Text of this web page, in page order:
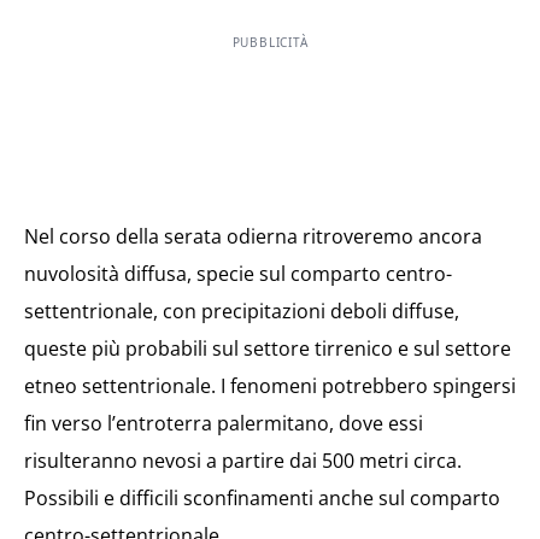
PUBBLICITÀ
Nel corso della serata odierna ritroveremo ancora
nuvolosità diffusa, specie sul comparto centro-
settentrionale, con precipitazioni deboli diffuse,
queste più probabili sul settore tirrenico e sul settore
etneo settentrionale. I fenomeni potrebbero spingersi
fin verso l’entroterra palermitano, dove essi
risulteranno nevosi a partire dai 500 metri circa.
Possibili e difficili sconfinamenti anche sul comparto